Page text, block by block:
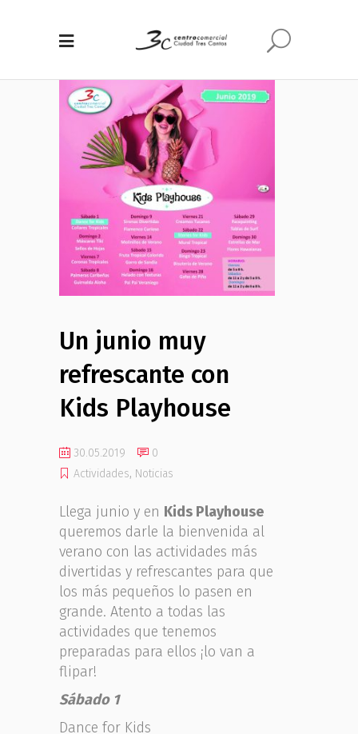
Un junio muy
refrescante con
Kids Playhouse
30.05.2019
0
Actividades, Noticias
Llega junio y en Kids Playhouse
queremos darle la bienvenida al
verano con las actividades más
divertidas y refrescantes para que
los más pequeños lo pasen en
grande. Atento a todas las
actividades que tenemos
preparadas para ellos ¡lo van a
flipar!
Sábado 1
Dance for Kids